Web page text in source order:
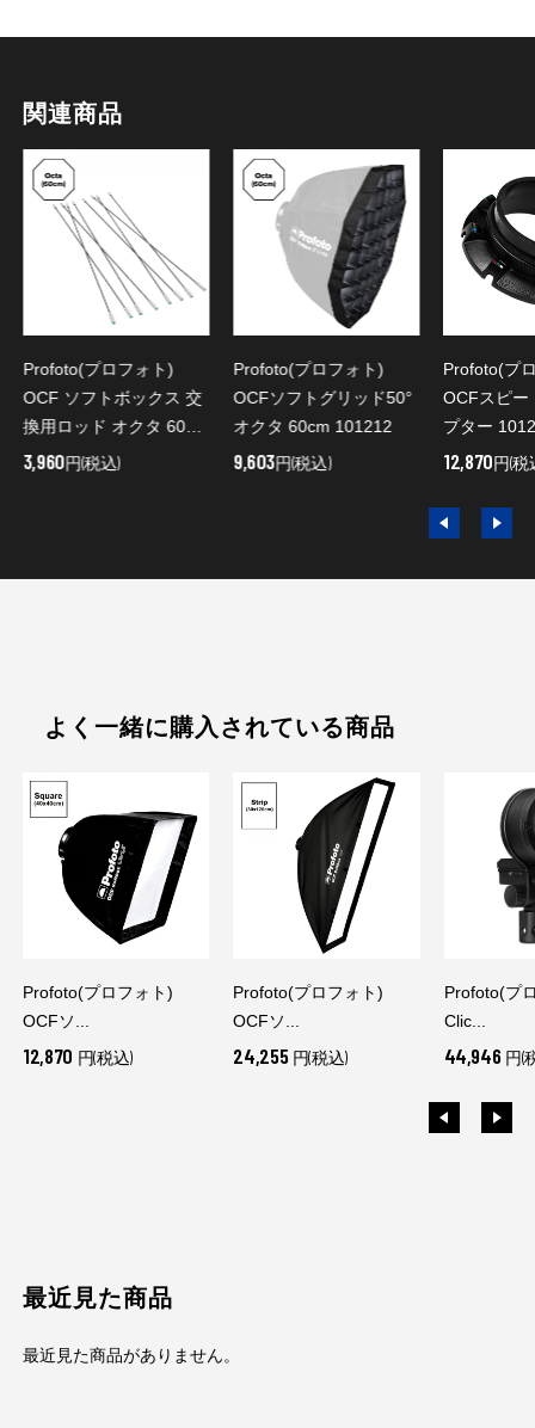
関連商品
Profoto(プロフォト)
OCF ソフトボックス 交
換用ロッド オクタ 60cm
8本入り 464279
3,960円(税込)
Profoto(プロフォト)
OCFソフトグリッド50°
オクタ 60cm 101212
9,603円(税込)
Profoto(プ
OCFスピー
プター
12,870円(税
よく一緒に購入されている商品
Profoto(プロフォト)
OCFソ...
12,870 円(税込)
Profoto(プロフォト)
OCFソ...
24,255 円(税込)
Profoto(プ
Clic...
44,946 円(
最近見た商品
最近見た商品がありません。